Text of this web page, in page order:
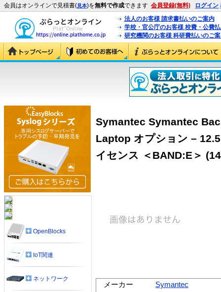
会員はオンラインで見積書(見本)を無料で作成できます 会員登録(無料) ログイン
法人のお客様 請求書払いのご案内
学校・官公庁のお客様 校費・公費
研究機関のお客様 科研費払いのご
Symantec Symantec
Laptop オプション –
イセンス ＜BAND:E＞
メーカー
Symantec
OpenBlocks
IoT関連
ネットワーク